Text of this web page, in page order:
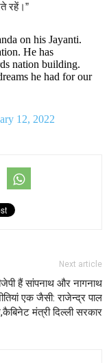
रहें।”
on his Jayanti.
He has
nation building.
he had for our
12, 2022
Next article
हैं सांपनाथ और नागनाथ
एक जैसी: राजेन्द्र पाल
मंत्री दिल्ली सरकार